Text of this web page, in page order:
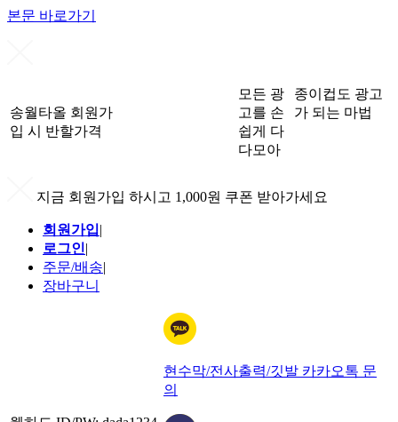
본문 바로가기
송월타올 회원가
입 시 반할가격
모든 광
고를 손
쉽게 다
다모아
종이컵도 광고
가 되는 마법
지금 회원가입 하시고 1,000원 쿠폰 받아가세요
회원가입|
로그인|
주문/배송|
장바구니
현수막/전사출력/깃발 카카오톡 문
의